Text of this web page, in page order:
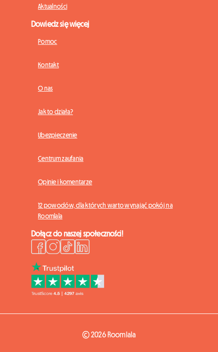
Aktualności
Dowiedz się więcej
Pomoc
Kontakt
O nas
Jak to działa?
Ubezpieczenie
Centrum zaufania
Opinie i komentarze
12 powodów, dla których warto wynająć pokój na
Roomlala
Dołącz do naszej społeczności!
© 2026 Roomlala